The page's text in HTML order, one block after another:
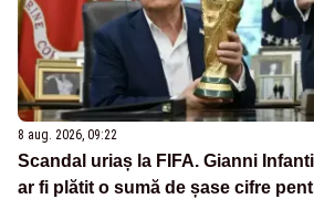
8 aug. 2026, 09:22
Scandal uriaș la FIFA. Gianni
ar fi plătit o sumă de șase cifre